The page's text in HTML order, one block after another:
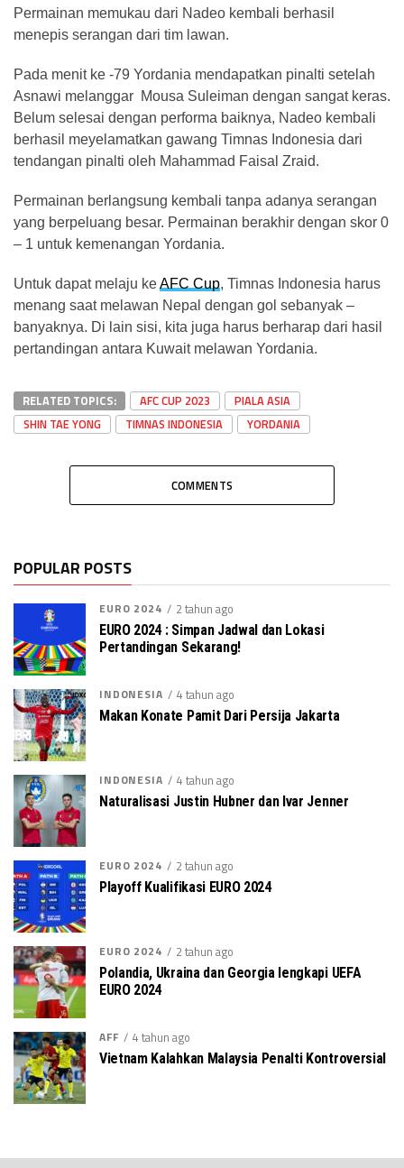
Permainan memukau dari Nadeo kembali berhasil
menepis serangan dari tim lawan.
Pada menit ke -79 Yordania mendapatkan pinalti setelah
Asnawi melanggar Mousa Suleiman dengan sangat keras.
Belum selesai dengan performa baiknya, Nadeo kembali
berhasil meyelamatkan gawang Timnas Indonesia dari
tendangan pinalti oleh Mahammad Faisal Zraid.
Permainan berlangsung kembali tanpa adanya serangan
yang berpeluang besar. Permainan berakhir dengan skor 0
– 1 untuk kemenangan Yordania.
Untuk dapat melaju keAFC Cup, Timnas Indonesia harus
menang saat melawan Nepal dengan gol sebanyak –
banyaknya. Di lain sisi, kita juga harus berharap dari hasil
pertandingan antara Kuwait melawan Yordania.
RELATED TOPICS: AFC CUP 2023
PIALA ASIA
SHIN TAE YONG
TIMNAS INDONESIA YORDANIA
COMMENTS
POPULAR POSTS
EURO 2024 2 tahun ago
EURO 2024 : Simpan Jadwal dan Lokasi
Pertandingan Sekarang!
INDONESIA 4 tahun ago
Makan Konate Pamit Dari Persija Jakarta
INDONESIA 4 tahun ago
Naturalisasi Justin Hubner dan Ivar Jenner
EURO 2024 2 tahun ago
Playoff Kualifikasi EURO 2024
EURO 2024 2 tahun ago
Polandia, Ukraina dan Georgia lengkapi UEFA
EURO 2024
AFF 4 tahun ago
Vietnam Kalahkan Malaysia Penalti Kontroversial